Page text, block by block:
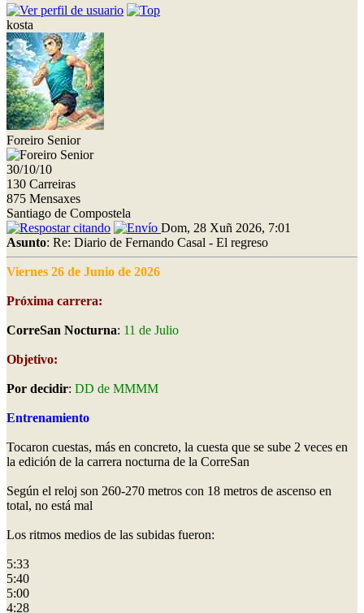
kosta
Foreiro Senior
30/10/10
130 Carreiras
875 Mensaxes
Santiago de Compostela
Dom, 28 Xuñ 2026, 7:01
Asunto: Re: Diario de Fernando Casal - El regreso
Viernes 26 de Junio de 2026
Próxima carrera:
CorreSan Nocturna: 11 de Julio
Objetivo:
Por decidir: DD de MMMM
Entrenamiento
Tocaron cuestas, más en concreto, la cuesta que se sube 2 veces en
la edición de la carrera nocturna de la CorreSan
Según el reloj son 260-270 metros con 18 metros de ascenso en
total, no está mal
Los ritmos medios de las subidas fueron:
5:33
5:40
5:00
4:28